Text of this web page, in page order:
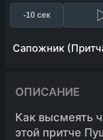
Исполнители
-10 сек
Сапожник
ОПИСАНИЕ
Как высмеять
этой притче